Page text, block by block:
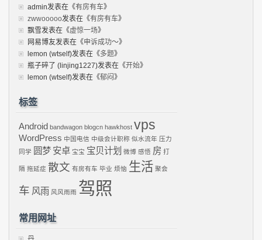
admin发表在《有房有车》
zwwooooo发表在《有房有车》
飘雪发表在《虚惊一场》
网易博友发表在《申诉成功～》
lemon (wtself)发表在《多题》
瓶子碎了 (linjing1227)发表在《开始》
lemon (wtself)发表在《郁闷》
标签
Android bandwagon blogcn hawkhost vps
WordPress 中国电信 中级会计职称 似水流年 压力
同学 圆梦 安卓 宝宝 宝贝计划 微博 感悟 房 打
隔 拖延症 散文 有房有车 毕业 烦恼 生活 聚会
车 风雨 风风雨雨 驾照
常用网址